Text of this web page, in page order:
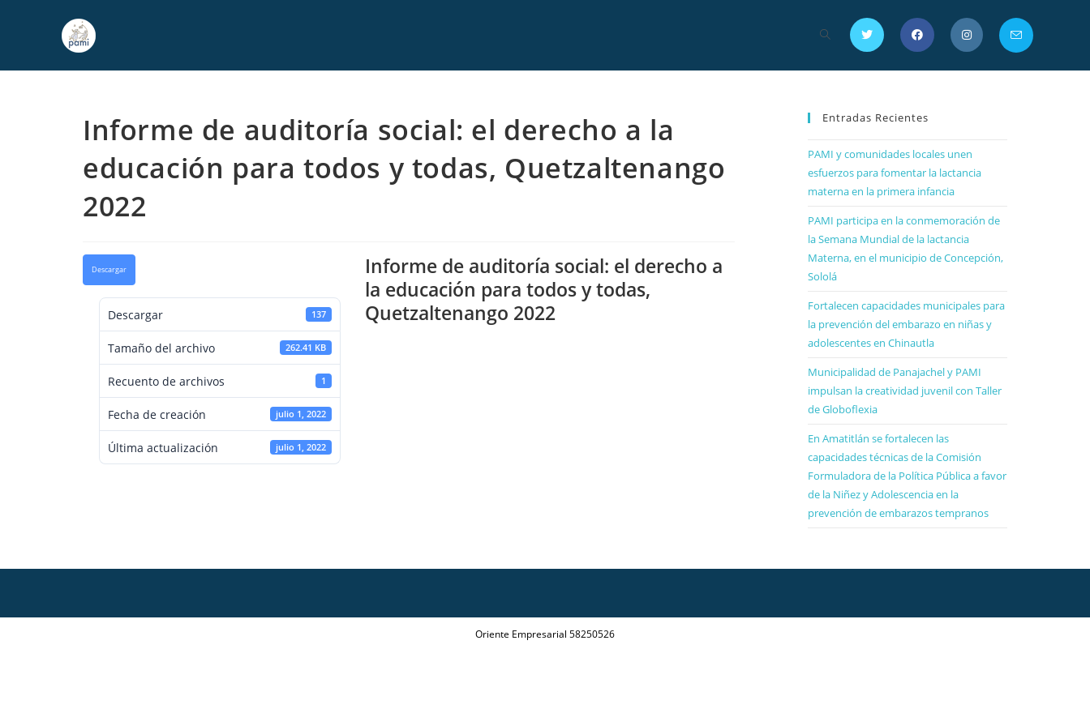
Informe de auditoría social: el derecho a la
educación para todos y todas, Quetzaltenango
2022
Descargar
Descargar 137
Tamaño del archivo 262.41 KB
Recuento de archivos 1
Fecha de creación julio 1, 2022
Última actualización julio 1, 2022
Informe de auditoría social: el derecho a
la educación para todos y todas,
Quetzaltenango 2022
Entradas Recientes
PAMI y comunidades locales unen
esfuerzos para fomentar la lactancia
materna en la primera infancia
PAMI participa en la conmemoración de
la Semana Mundial de la lactancia
Materna, en el municipio de Concepción,
Sololá
Fortalecen capacidades municipales para
la prevención del embarazo en niñas y
adolescentes en Chinautla
Municipalidad de Panajachel y PAMI
impulsan la creatividad juvenil con Taller
de Globoflexia
En Amatitlán se fortalecen las
capacidades técnicas de la Comisión
Formuladora de la Política Pública a favor
de la Niñez y Adolescencia en la
prevención de embarazos tempranos
Oriente Empresarial 58250526